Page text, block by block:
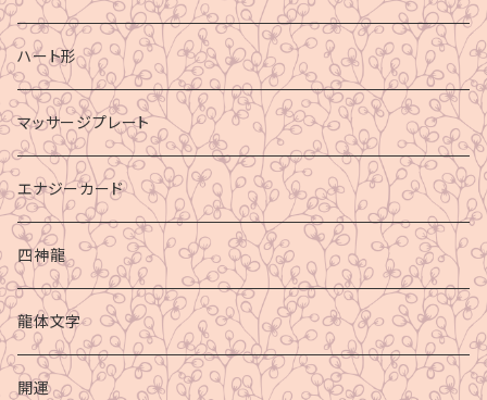
ハート形
マッサージプレート
エナジーカード
四神龍
龍体文字
開運